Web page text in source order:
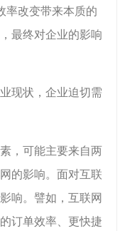
率改变带来本质的
最终对企业的影响
现状，企业迫切需
，可能主要来自两
的影响。面对互联
响。譬如，互联网
订单效率、更快捷